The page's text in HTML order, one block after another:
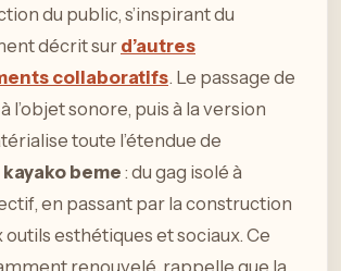
du public, s’inspirant du
décrit sur d’autres
collaboratifs. Le passage de
l’objet sonore, puis à la version
toute l’étendue de
kayako beme : du gag isolé à
en passant par la construction
outils esthétiques et sociaux. Ce